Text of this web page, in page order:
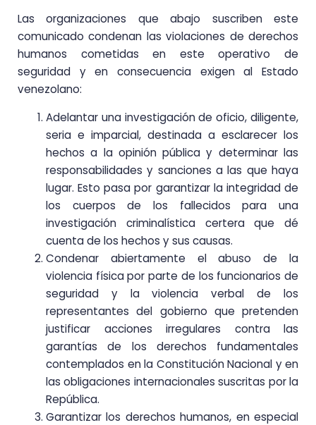
Las organizaciones que abajo suscriben este
comunicado condenan las violaciones de derechos
humanos cometidas en este operativo de
seguridad y en consecuencia exigen al Estado
venezolano:
Adelantar una investigación de oficio, diligente,
seria e imparcial, destinada a esclarecer los
hechos a la opinión pública y determinar las
responsabilidades y sanciones a las que haya
lugar. Esto pasa por garantizar la integridad de
los cuerpos de los fallecidos para una
investigación criminalística certera que dé
cuenta de los hechos y sus causas.
Condenar abiertamente el abuso de la
violencia física por parte de los funcionarios de
seguridad y la violencia verbal de los
representantes del gobierno que pretenden
justificar acciones irregulares contra las
garantías de los derechos fundamentales
contemplados en la Constitución Nacional y en
las obligaciones internacionales suscritas por la
República.
Garantizar los derechos humanos, en especial